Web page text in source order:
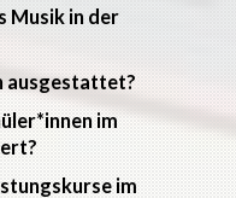
Musik in der
ausgestattet?
im
im